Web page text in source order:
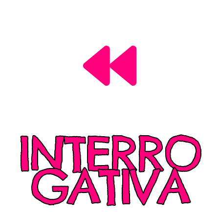
INTERRO
GATIVA